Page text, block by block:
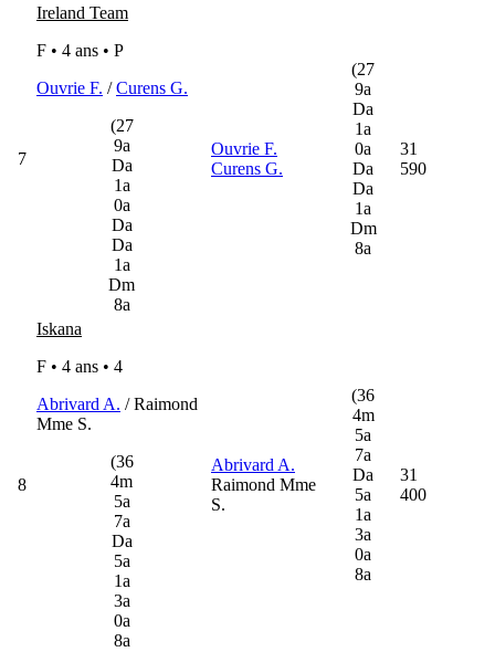
7
Ireland Team
F • 4 ans • P
Ouvrie F. /Curens G.
(27
9a
Da
1a
0a
Da
Da
1a
Dm
8a
Ouvrie F.
Curens G.
(27
9a
Da
1a
0a
Da
Da
1a
Dm
8a
31
590
8
Iskana
F • 4 ans • 4
Abrivard A. / Raimond
Mme S.
(36
4m
5a
7a
Da
5a
1a
3a
0a
8a
Abrivard A.
Raimond Mme
S.
(36
4m
5a
7a
Da
5a
1a
3a
0a
8a
31
400